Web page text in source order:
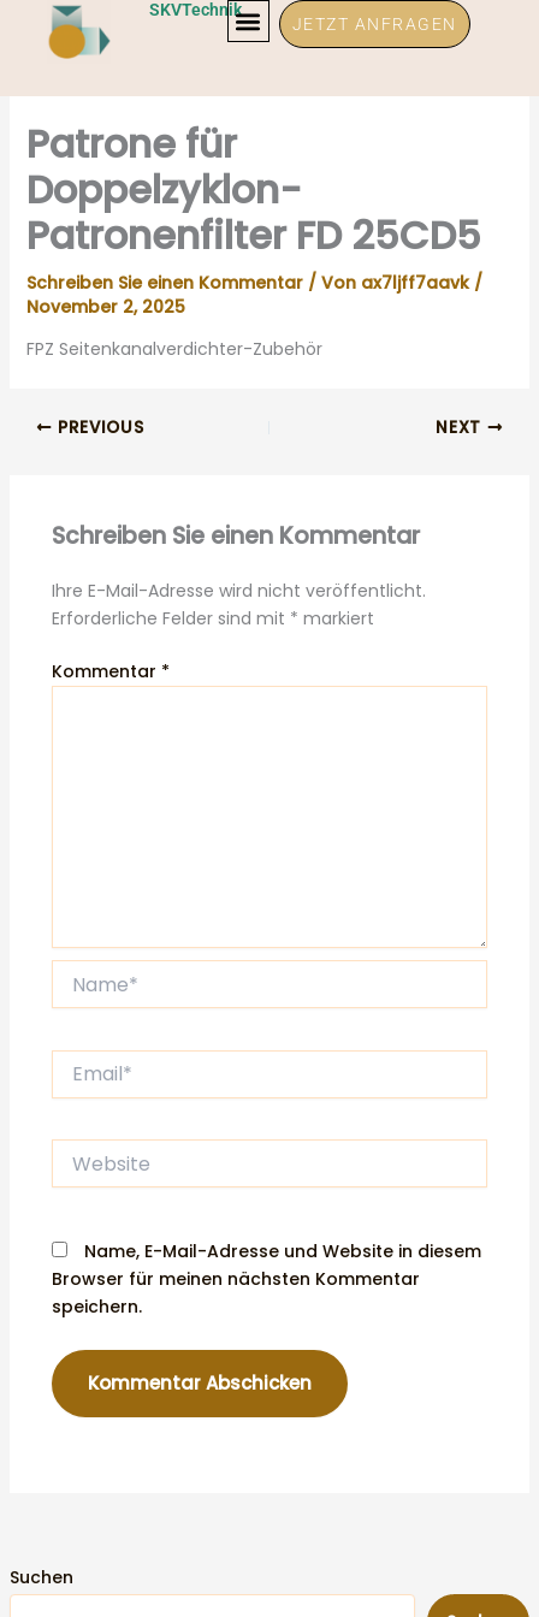
SKVTechnik
JETZT ANFRAGEN
Suchen
Patrone für
Doppelzyklon-
Patronenfilter FD 25CD5
Schreiben Sie einen Kommentar / Von ax7ljff7aavk /
November 2, 2025
FPZ Seitenkanalverdichter-Zubehör
PREVIOUS NEXT
Schreiben Sie einen Kommentar
Ihre E-Mail-Adresse wird nicht veröffentlicht.
Erforderliche Felder sind mit * markiert
Kommentar *
Website
Name, E-Mail-Adresse und Website in diesem
Browser für meinen nächsten Kommentar
speichern.